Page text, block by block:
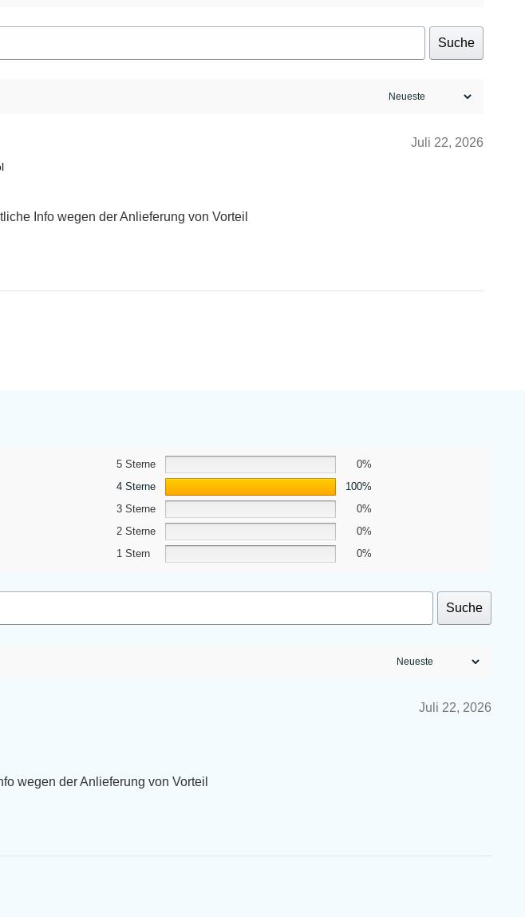
Suche
Juli 22, 2026
Info wegen der Anlieferung von Vorteil
5 Sterne
0%
4 Sterne
100%
3 Sterne
0%
2 Sterne
0%
1 Stern
0%
Suche
Juli 22, 2026
wegen der Anlieferung von Vorteil